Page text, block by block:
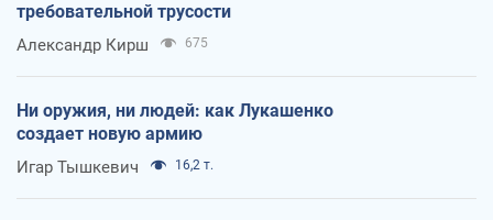
требовательной трусости
Александр Кирш 675
Ни оружия, ни людей: как Лукашенко
создает новую армию
Игар Тышкевич 16,2 т.